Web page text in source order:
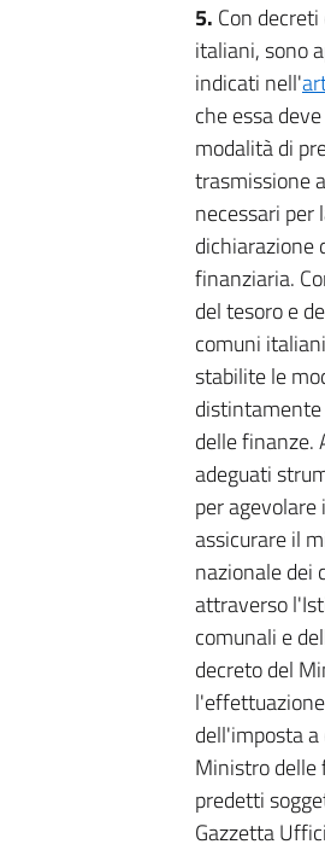
5. Con
italiani, sono
indicati nell'
che essa
modalità di
trasmissione
necessari
dichiarazione
finanziaria.
del tesoro e
comuni
stabilite le
delle finanze.
adeguati
per
assicurare il
nazionale dei
attraverso
comunali e
decreto del
dell'imposta
Ministro delle
predetti
Gazzetta